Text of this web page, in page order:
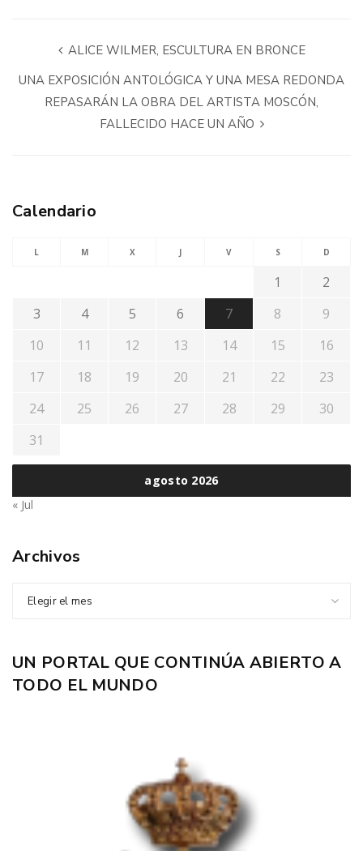
ALICE WILMER, ESCULTURA EN BRONCE
UNA EXPOSICIÓN ANTOLÓGICA Y UNA MESA REDONDA
REPASARÁN LA OBRA DEL ARTISTA MOSCÓN,
FALLECIDO HACE UN AÑO
Calendario
agosto 2026
L M X J V S D
1
2
3
4 5 6 7 8
9
10
11 12 13 14 15
16
17
18 19 20 21 22
23
24
25 26 27 28 29
30
31
« Jul
Archivos
Elegir el mes
UN PORTAL QUE CONTINÚA ABIERTO A
TODO EL MUNDO